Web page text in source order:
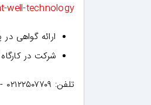
well-technology
ارائه گواهی
شرکت در
تلفن: ۰۲۱۲۲۵۰۷۷۰۹ - ۰۲۱۲۲۳۲۷۸۱۸